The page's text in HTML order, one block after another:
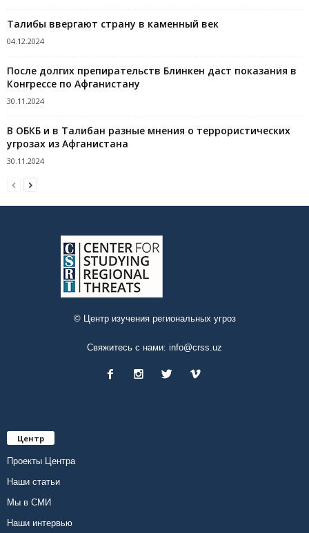
Талибы ввергают страну в каменный век
04.12.2024
После долгих препирательств Блинкен даст показания в
Конгрессе по Афганистану
30.11.2024
В ОБКБ и в Талибан разные мнения о террористических
угрозах из Афганистана
30.11.2024
© Центр изучения региональных угроз
Свяжитесь с нами: info@crss.uz
Центр
Проекты Центра
Наши статьи
Мы в СМИ
Наши интервью